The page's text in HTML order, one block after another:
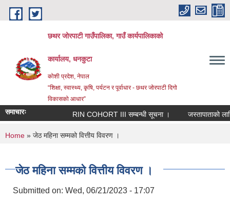
Skip to main content
छथर जोरपाटी गाउँपालिका, गाउँ कार्यपालिकाको
कार्यालय, धनकुटा
कोशी प्रदेश, नेपाल
“शिक्षा, स्वास्थ्य, कृषि, पर्यटन र पूर्वाधार - छथर जोरपाटी दिगो
विकासको आधार”
समाचारः RIN COHORT III सम्बन्धी सूचना । जस्तापाताको
You are here
Home » जेठ महिना सम्मको वित्तीय विवरण ।
जेठ महिना सम्मको वित्तीय विवरण ।
Submitted on: Wed, 06/21/2023 - 17:07